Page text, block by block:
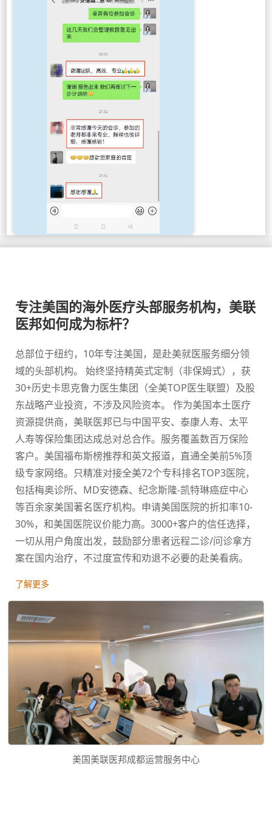
专注美国的海外医疗头部服务机构，美联
医邦如何成为标杆？
总部位于纽约，10年专注美国，是赴美就医服务细分领
域的头部机构。 始终坚持精英式定制（非保姆式），获
30+历史卡思克鲁力医生集团（全美TOP医生联盟）及股
东战略产业投资，不涉及风险资本。 作为美国本土医疗
资源提供商，美联医邦已与中国平安、泰康人寿、太平
人寿等保险集团达成总对总合作。服务覆盖数百万保险
客户。美国福布斯榜推荐和英文报道，直通全美前5%顶
级专家网络。只精准对接全美72个专科排名TOP3医院，
包括梅奥诊所、MD安德森、纪念斯隆-凯特琳癌症中心
等百余家美国著名医疗机构。申请美国医院的折扣率10-
30%，和美国医院议价能力高。3000+客户的信任选择，
一切从用户角度出发，鼓励部分患者远程二诊/问诊拿方
案在国内治疗，不过度宣传和劝退不必要的赴美看病。
了解更多
美国美联医邦成都运营服务中心